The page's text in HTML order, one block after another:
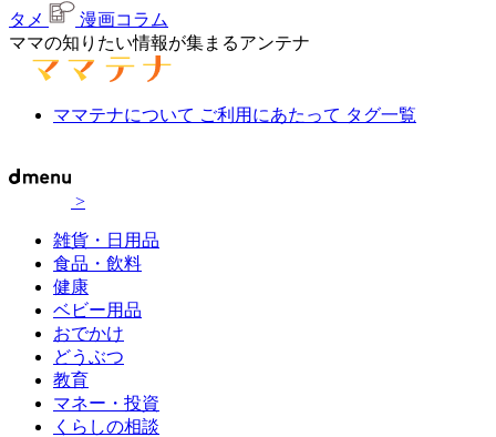
タメ
漫画コラム
ママの知りたい情報が集まるアンテナ
ママテナについて ご利用にあたって タグ一覧
>
雑貨・日用品
食品・飲料
健康
ベビー用品
おでかけ
どうぶつ
教育
マネー・投資
くらしの相談